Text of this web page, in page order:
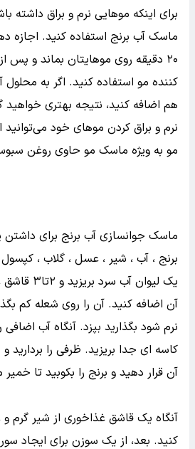
اگر شیر سویا را به آب برنج اضافه کنید
وجود آمدن آلرژی در بدن شود. اگر آب
سلامتی نوزادان را به خطر می‌اندازد.
برنج را خوب شسته و تمیز کنید.
ماسک آب برنج استفاده کنید. اجازه
۲۰ دقیقه روی موهایتان بماند و پس
کننده مو استفاده کنید. اگر به محلول
هم اضافه کنید، نتیجه­ بهتری خواهید
نرم و براق کردن موهای خود می‌توانید
مو به ویژه ماسک مو حاوی روغن سبوس
ماسک جوانسازی آب برنج برای داشتن